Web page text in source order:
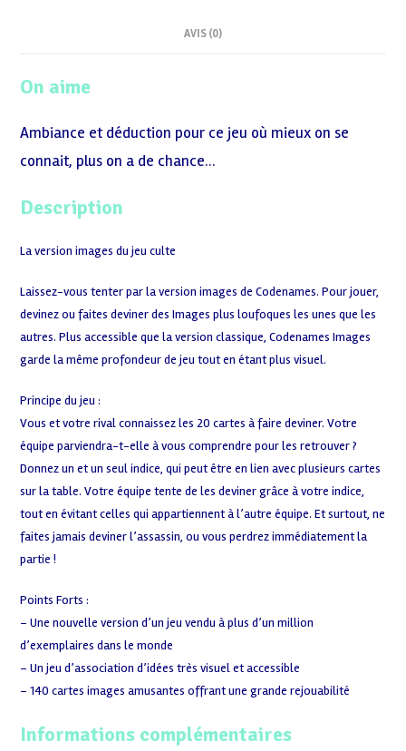
AVIS (0)
On aime
Ambiance et déduction pour ce jeu où mieux on se
connait, plus on a de chance…
Description
La version images du jeu culte
Laissez-vous tenter par la version images de Codenames. Pour jouer,
devinez ou faites deviner des Images plus loufoques les unes que les
autres. Plus accessible que la version classique, Codenames Images
garde la même profondeur de jeu tout en étant plus visuel.
Principe du jeu :
Vous et votre rival connaissez les 20 cartes à faire deviner. Votre
équipe parviendra-t-elle à vous comprendre pour les retrouver ?
Donnez un et un seul indice, qui peut être en lien avec plusieurs cartes
sur la table. Votre équipe tente de les deviner grâce à votre indice,
tout en évitant celles qui appartiennent à l’autre équipe. Et surtout, ne
faites jamais deviner l’assassin, ou vous perdrez immédiatement la
partie !
Points Forts :
– Une nouvelle version d’un jeu vendu à plus d’un million
d’exemplaires dans le monde
– Un jeu d’association d’idées très visuel et accessible
– 140 cartes images amusantes offrant une grande rejouabilité
Informations complémentaires